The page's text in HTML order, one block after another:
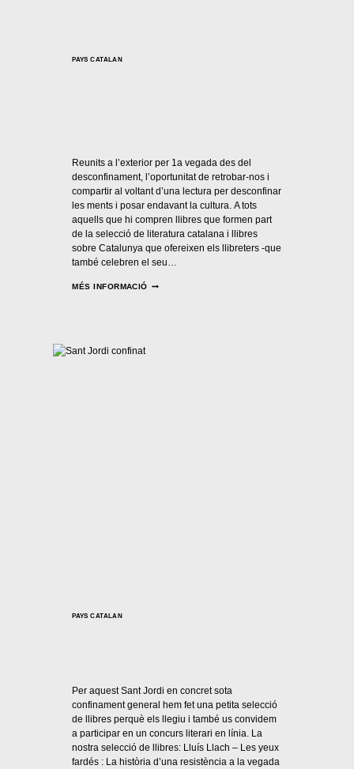
PAYS CATALAN
Reunits a l’exterior per 1a vegada des del
desconfinament, l’oportunitat de retrobar-nos i
compartir al voltant d’una lectura per desconfinar
les ments i posar endavant la cultura. A tots
aquells que hi compren llibres que formen part
de la selecció de literatura catalana i llibres
sobre Catalunya que ofereixen els llibreters -que
també celebren el seu…
MÉS INFORMACIÓ
PAYS CATALAN
Per aquest Sant Jordi en concret sota
confinament general hem fet una petita selecció
de llibres perquè els llegiu i també us convidem
a participar en un concurs literari en línia. La
nostra selecció de llibres: Lluís Llach – Les yeux
fardés : La història d’una resistència a la vegada